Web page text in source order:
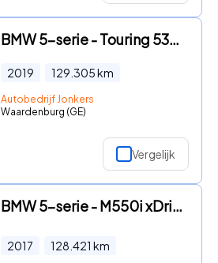
BMW 5-serie - Touring 530i High Executive M Sport | Camera
2019 129.305km
Autobedrijf Jonkers
Waardenburg (GE)
Vergelijk
BMW 5-serie - M550i xDrive High Executive 360 Massage Trekhaak Stoel
2017 128.421 km